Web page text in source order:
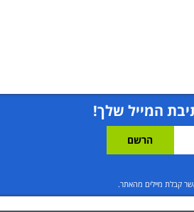
המייל שלך!
קבלת מיילים מהאתר.